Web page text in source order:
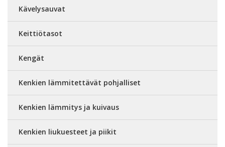
Kävelysauvat
Keittiötasot
Kengät
Kenkien lämmitettävät pohjalliset
Kenkien lämmitys ja kuivaus
Kenkien liukuesteet ja piikit